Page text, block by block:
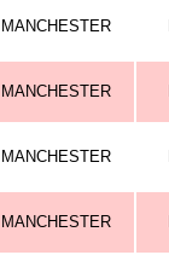
MANCHESTER
MANCHESTER
MANCHESTER
MANCHESTER